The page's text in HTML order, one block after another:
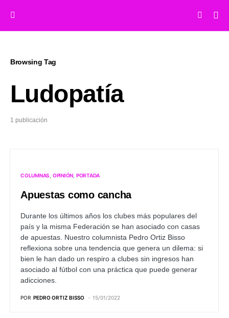
Browsing Tag
Ludopatía
1 publicación
COLUMNAS OPINIÓN PORTADA
Apuestas como cancha
Durante los últimos años los clubes más populares del
país y la misma Federación se han asociado con casas
de apuestas. Nuestro columnista Pedro Ortiz Bisso
reflexiona sobre una tendencia que genera un dilema: si
bien le han dado un respiro a clubes sin ingresos han
asociado al fútbol con una práctica que puede generar
adicciones.
POR PEDRO ORTIZ BISSO 15/01/2022